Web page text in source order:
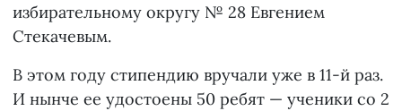
избирательному округу № 28 Евгением
Стекачевым.
В этом году стипендию вручали уже в 11-й раз.
И нынче ее удостоены 50 ребят — ученики со 2